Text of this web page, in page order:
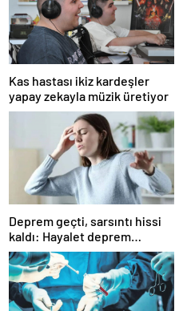
Kas hastası ikiz kardeşler
yapay zekayla müzik üretiyor
Deprem geçti, sarsıntı hissi
kaldı: Hayalet deprem
algısına dikkat!